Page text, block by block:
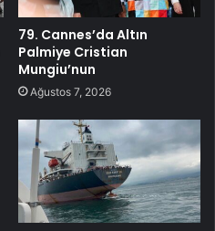
79. Cannes’da Altın
Palmiye Cristian
Mungiu’nun
Ağustos 7, 2026